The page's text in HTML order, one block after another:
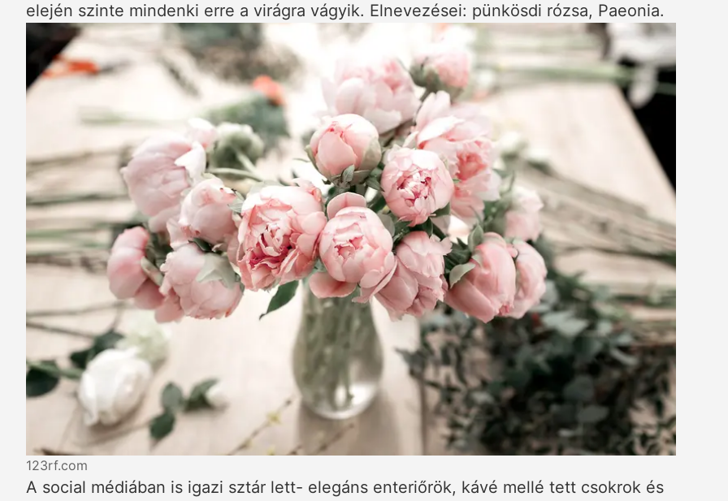
elején szinte mindenki erre a virágra vágyik. Elnevezései: pünkösdi rózsa, Paeonia.
123rf.com
A social médiában is igazi sztár lett- elegáns enteriőrök, kávé mellé tett csokrok és